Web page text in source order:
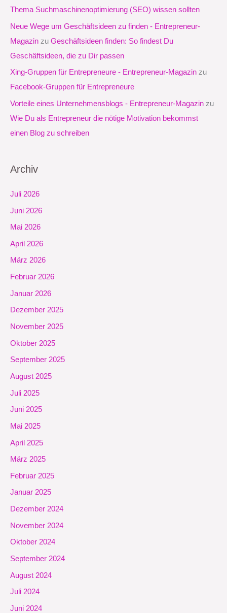
n
Thema Suchmaschinenoptimierung (SEO) wissen sollten
Neue Wege um Geschäftsideen zu finden - Entrepreneur-
Magazin zu Geschäftsideen finden: So findest Du
Geschäftsideen, die zu Dir passen
Xing-Gruppen für Entrepreneure - Entrepreneur-Magazin zu
Facebook-Gruppen für Entrepreneure
Vorteile eines Unternehmensblogs - Entrepreneur-Magazin zu
Wie Du als Entrepreneur die nötige Motivation bekommst
einen Blog zu schreiben
Archiv
Juli 2026
Juni 2026
Mai 2026
April 2026
März 2026
Februar 2026
Januar 2026
Dezember 2025
November 2025
Oktober 2025
September 2025
August 2025
Juli 2025
Juni 2025
Mai 2025
April 2025
März 2025
Februar 2025
Januar 2025
Dezember 2024
November 2024
Oktober 2024
September 2024
August 2024
Juli 2024
Juni 2024